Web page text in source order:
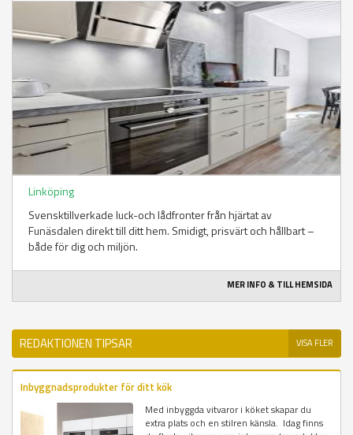
Linköping
Svensktillverkade luck-och lådfronter från hjärtat av
Funäsdalen direkt till ditt hem. Smidigt, prisvärt och hållbart –
både för dig och miljön.
MER INFO & TILL HEMSIDA
REDAKTIONEN TIPSAR VISA FLER
Inbyggnadsprodukter för ditt kök
Med inbyggda vitvaror i köket skapar du
extra plats och en stilren känsla. Idag finns